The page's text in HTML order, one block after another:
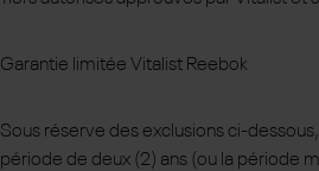
Garantie limitée Vitalist Reebok
Sous réserve des exclusions ci-
période de deux (2) ans (ou la période